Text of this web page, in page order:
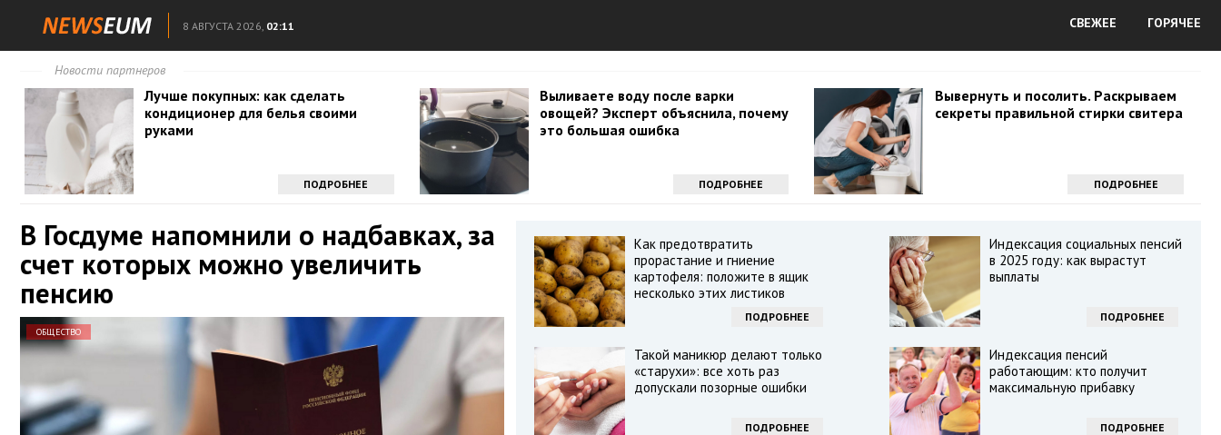
8 АВГУСТА 2026, 02:11 СВЕЖЕЕ ГОРЯЧЕЕ
Новости партнеров
Лучше покупных: как сделать
кондиционер для белья своими
руками
ПОДРОБНЕЕ
Выливаете воду после варки
овощей? Эксперт объяснила, почему
это большая ошибка
ПОДРОБНЕЕ
Вывернуть и посолить. Раскрываем
секреты правильной стирки свитера
ПОДРОБНЕЕ
В Госдуме напомнили о надбавках, за
счет которых можно увеличить
пенсию
ОБЩЕСТВО
Как предотвратить
прорастание и гниение
картофеля: положите в ящик
несколько этих листиков
ПОДРОБНЕЕ
Индексация социальных пенсий
в 2025 году: как вырастут
выплаты
ПОДРОБНЕЕ
Такой маникюр делают только
«старухи»: все хоть раз
допускали позорные ошибки
ПОДРОБНЕЕ
Индексация пенсий
работающим: кто получит
максимальную прибавку
ПОДРОБНЕЕ